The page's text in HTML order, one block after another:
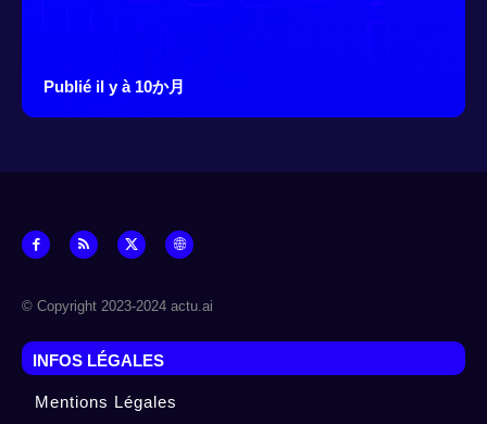
Publié il y à 10か月
© Copyright 2023-2024 actu.ai
INFOS LÉGALES
Mentions Légales